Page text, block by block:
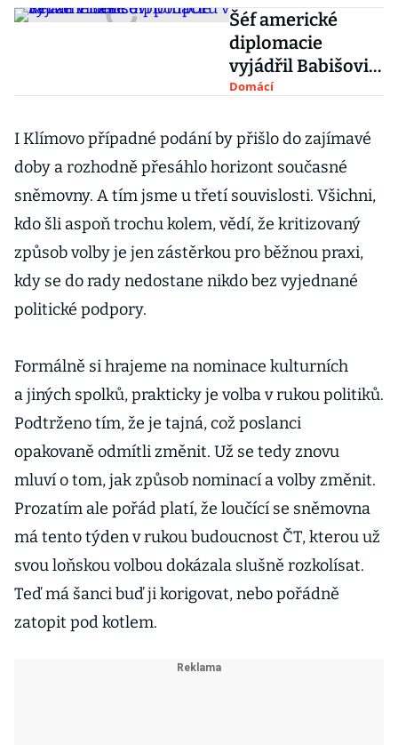
Šéf americké
diplomacie
vyjádřil Babišovi
podporu v kauze
Domácí
I Klímovo případné podání by přišlo do zajímavé
doby a rozhodně přesáhlo horizont současné
sněmovny. A tím jsme u třetí souvislosti. Všichni,
kdo šli aspoň trochu kolem, vědí, že kritizovaný
způsob volby je jen zástěrkou pro běžnou praxi,
kdy se do rady nedostane nikdo bez vyjednané
politické podpory.
Formálně si hrajeme na nominace kulturních
a jiných spolků, prakticky je volba v rukou politiků.
Podtrženo tím, že je tajná, což poslanci
opakovaně odmítli změnit. Už se tedy znovu
mluví o tom, jak způsob nominací a volby změnit.
Prozatím ale pořád platí, že loučící se sněmovna
má tento týden v rukou budoucnost ČT, kterou už
svou loňskou volbou dokázala slušně rozkolísat.
Teď má šanci buď ji korigovat, nebo pořádně
zatopit pod kotlem.